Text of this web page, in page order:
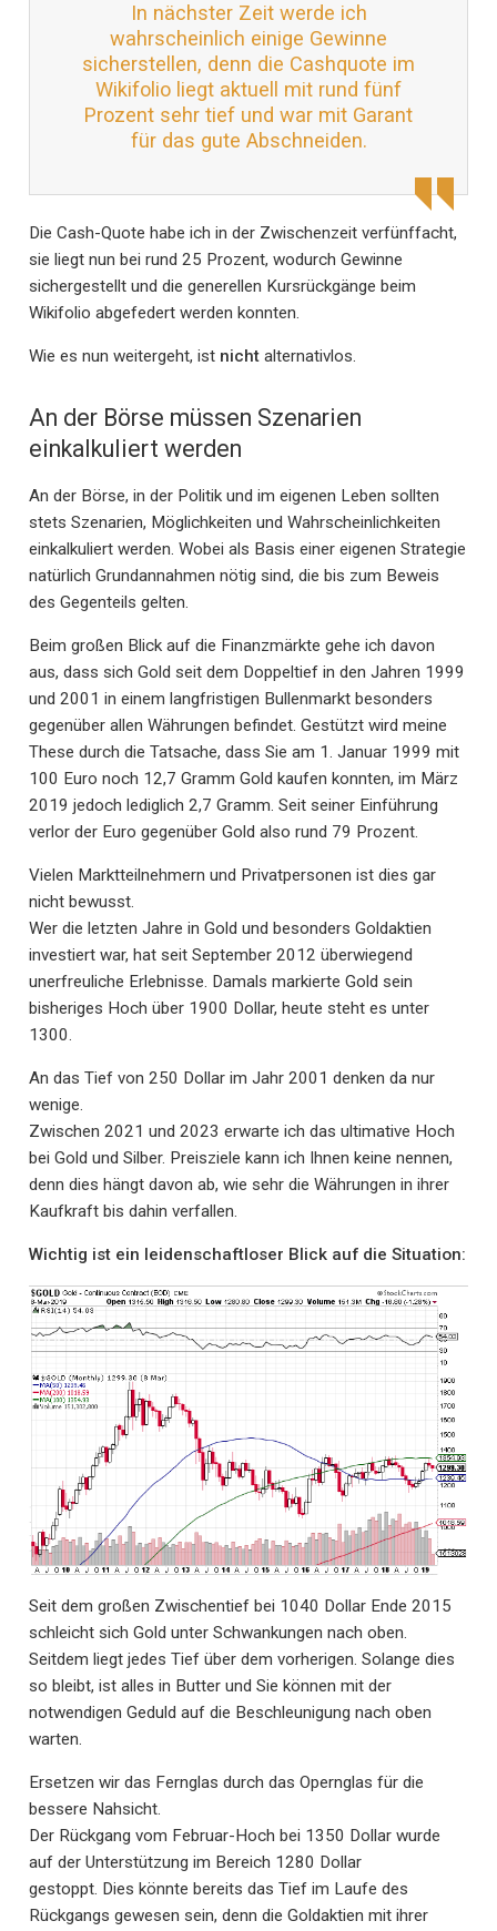
In nächster Zeit werde ich
wahrscheinlich einige Gewinne
sicherstellen, denn die Cashquote im
Wikifolio liegt aktuell mit rund fünf
Prozent sehr tief und war mit Garant
für das gute Abschneiden.
Die Cash-Quote habe ich in der Zwischenzeit verfünffacht,
sie liegt nun bei rund 25 Prozent, wodurch Gewinne
sichergestellt und die generellen Kursrückgänge beim
Wikifolio abgefedert werden konnten.
Wie es nun weitergeht, ist nicht alternativlos.
An der Börse müssen Szenarien
einkalkuliert werden
An der Börse, in der Politik und im eigenen Leben sollten
stets Szenarien, Möglichkeiten und Wahrscheinlichkeiten
einkalkuliert werden. Wobei als Basis einer eigenen Strategie
natürlich Grundannahmen nötig sind, die bis zum Beweis
des Gegenteils gelten.
Beim großen Blick auf die Finanzmärkte gehe ich davon
aus, dass sich Gold seit dem Doppeltief in den Jahren 1999
und 2001 in einem langfristigen Bullenmarkt besonders
gegenüber allen Währungen befindet. Gestützt wird meine
These durch die Tatsache, dass Sie am 1. Januar 1999 mit
100 Euro noch 12,7 Gramm Gold kaufen konnten, im März
2019 jedoch lediglich 2,7 Gramm. Seit seiner Einführung
verlor der Euro gegenüber Gold also rund 79 Prozent.
Vielen Marktteilnehmern und Privatpersonen ist dies gar
nicht bewusst.
Wer die letzten Jahre in Gold und besonders Goldaktien
investiert war, hat seit September 2012 überwiegend
unerfreuliche Erlebnisse. Damals markierte Gold sein
bisheriges Hoch über 1900 Dollar, heute steht es unter
1300.
An das Tief von 250 Dollar im Jahr 2001 denken da nur
wenige.
Zwischen 2021 und 2023 erwarte ich das ultimative Hoch
bei Gold und Silber. Preisziele kann ich Ihnen keine nennen,
denn dies hängt davon ab, wie sehr die Währungen in ihrer
Kaufkraft bis dahin verfallen.
Wichtig ist ein leidenschaftloser Blick auf die Situation:
Seit dem großen Zwischentief bei 1040 Dollar Ende 2015
schleicht sich Gold unter Schwankungen nach oben.
Seitdem liegt jedes Tief über dem vorherigen. Solange dies
so bleibt, ist alles in Butter und Sie können mit der
notwendigen Geduld auf die Beschleunigung nach oben
warten.
Ersetzen wir das Fernglas durch das Opernglas für die
bessere Nahsicht.
Der Rückgang vom Februar-Hoch bei 1350 Dollar wurde
auf der Unterstützung im Bereich 1280 Dollar
gestoppt. Dies könnte bereits das Tief im Laufe des
Rückgangs gewesen sein, denn die Goldaktien mit ihrer